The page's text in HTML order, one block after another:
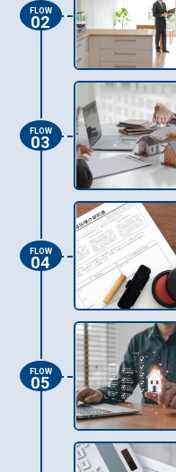
FLOW
02
FLOW
03
FLOW
04
FLOW
05